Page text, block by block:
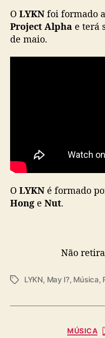
O LYKN foi formado
Project Alpha e terá
de maio.
O LYKN é formado
Hong e Nut.
Não
T
LYKN, May I?, Música,
MÚSICA